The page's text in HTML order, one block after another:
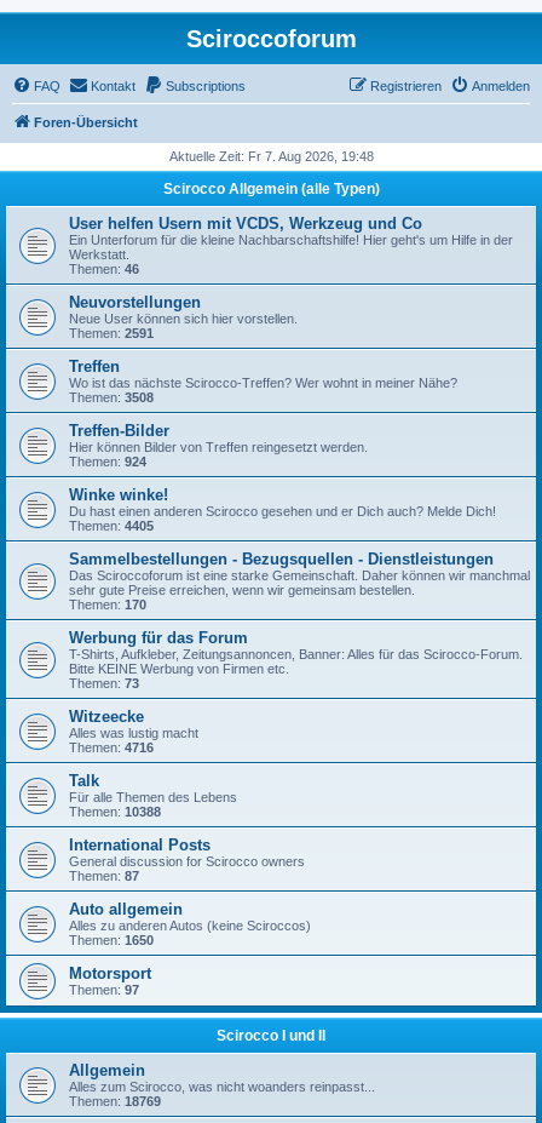
Sciroccoforum
FAQ Kontakt Subscriptions Anmelden
Registrieren
Foren-Übersicht
Aktuelle Zeit: Fr 7. Aug 2026, 19:48
Scirocco Allgemein (alle Typen)
User helfen Usern mit VCDS, Werkzeug und Co
Ein Unterforum für die kleine Nachbarschaftshilfe! Hier geht's um Hilfe in der
Werkstatt.
Themen: 46
Neuvorstellungen
Neue User können sich hier vorstellen.
Themen: 2591
Treffen
Wo ist das nächste Scirocco-Treffen? Wer wohnt in meiner Nähe?
Themen: 3508
Treffen-Bilder
Hier können Bilder von Treffen reingesetzt werden.
Themen: 924
Winke winke!
Du hast einen anderen Scirocco gesehen und er Dich auch? Melde Dich!
Themen: 4405
Sammelbestellungen - Bezugsquellen - Dienstleistungen
Das Sciroccoforum ist eine starke Gemeinschaft. Daher können wir manchmal
sehr gute Preise erreichen, wenn wir gemeinsam bestellen.
Themen: 170
Werbung für das Forum
T-Shirts, Aufkleber, Zeitungsannoncen, Banner: Alles für das Scirocco-Forum.
Bitte KEINE Werbung von Firmen etc.
Themen: 73
Witzeecke
Alles was lustig macht
Themen: 4716
Talk
Für alle Themen des Lebens
Themen: 10388
International Posts
General discussion for Scirocco owners
Themen: 87
Auto allgemein
Alles zu anderen Autos (keine Sciroccos)
Themen: 1650
Motorsport
Themen: 97
Scirocco I und II
Allgemein
Alles zum Scirocco, was nicht woanders reinpasst...
Themen: 18769